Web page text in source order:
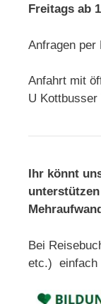
Freitags ab
Anfragen per
Anfahrt mit
U
Ihr könnt
Bei
etc.) einfach